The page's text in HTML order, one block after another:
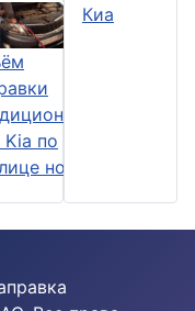
Kia по
норм
Киа